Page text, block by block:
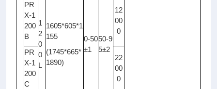
1
2
0
0
L
1605*605*1
155
(1745*665*
1890)
0-50
±1
50-9
5±2
PR
X-1
200
B
12
00
0
PR
X-1
200
C
22
00
0